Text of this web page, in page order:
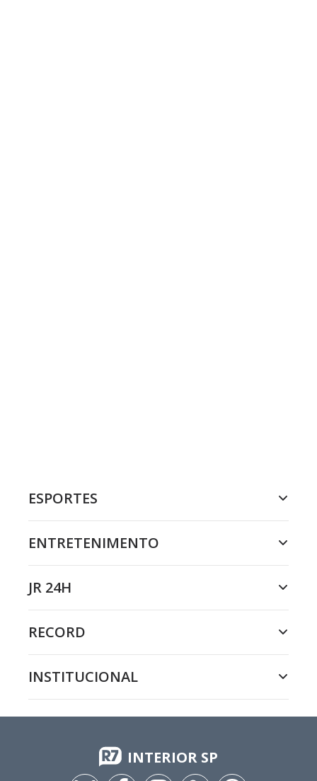
ESPORTES
ENTRETENIMENTO
JR 24H
RECORD
INSTITUCIONAL
INTERIOR SP